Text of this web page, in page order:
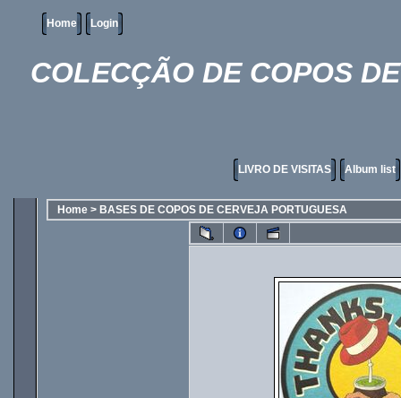
Home Login
COLECÇÃO DE COPOS
LIVRO DE VISITAS Album list
Home > BASES DE COPOS DE CERVEJA PORTUGUESA